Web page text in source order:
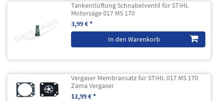
Tankentlüftung Schnabelventil für STIHL
Motorsäge 017 MS 170
3,99 € *
In den Warenkorb
Vergaser Membransatz für STIHL 017 MS 170
Zama Vergaser
12,99 € *